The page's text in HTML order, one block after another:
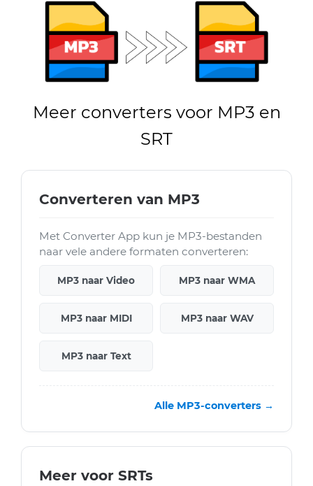
Meer converters voor MP3 en
SRT
Converteren van MP3
Met Converter App kun je MP3-bestanden
naar vele andere formaten converteren:
MP3 naar Video MP3 naar WMA
MP3 naar MIDI MP3 naar WAV
MP3 naar Text
Alle MP3-converters →
Meer voor SRTs